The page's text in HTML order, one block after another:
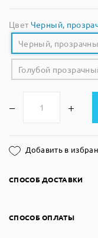
ЦветЧерный,
Черный,
Голубой
Добавить в
СПОСОБ ДОСТАВКИ
СПОСОБ ОПЛАТЫ